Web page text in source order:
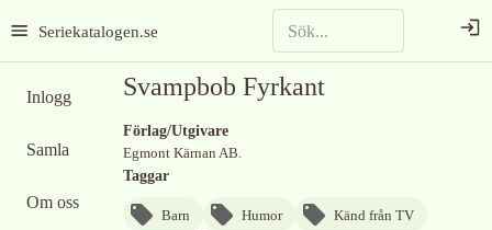
Seriekatalogen.se
Inlogg
Samla
Om oss
Svampbob Fyrkant
Förlag/Utgivare
Egmont Kärnan AB.
Taggar
Barn Humor
Känd från TV